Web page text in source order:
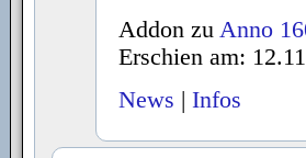
Addon zu Anno
Erschien am:
News | Infos